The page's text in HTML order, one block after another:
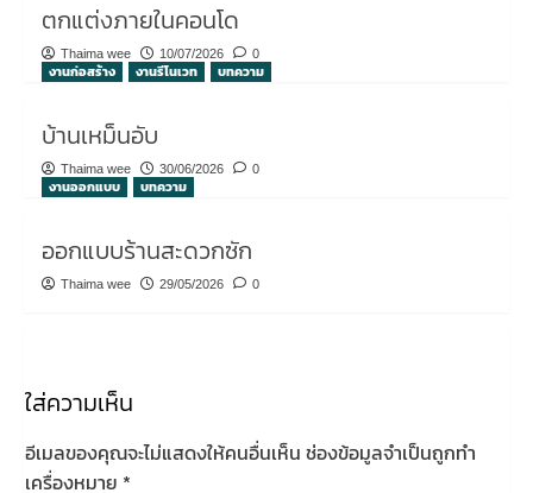
ตกแต่งภายในคอนโด
Thaima wee 10/07/2026 0
งานก่อสร้าง งานรีโนเวท บทความ
บ้านเหม็นอับ
Thaima wee 30/06/2026 0
งานออกแบบ บทความ
ออกแบบร้านสะดวกซัก
Thaima wee 29/05/2026 0
ใส่ความเห็น
อีเมลของคุณจะไม่แสดงให้คนอื่นเห็น ช่องข้อมูลจำเป็นถูกทำ
เครื่องหมาย *